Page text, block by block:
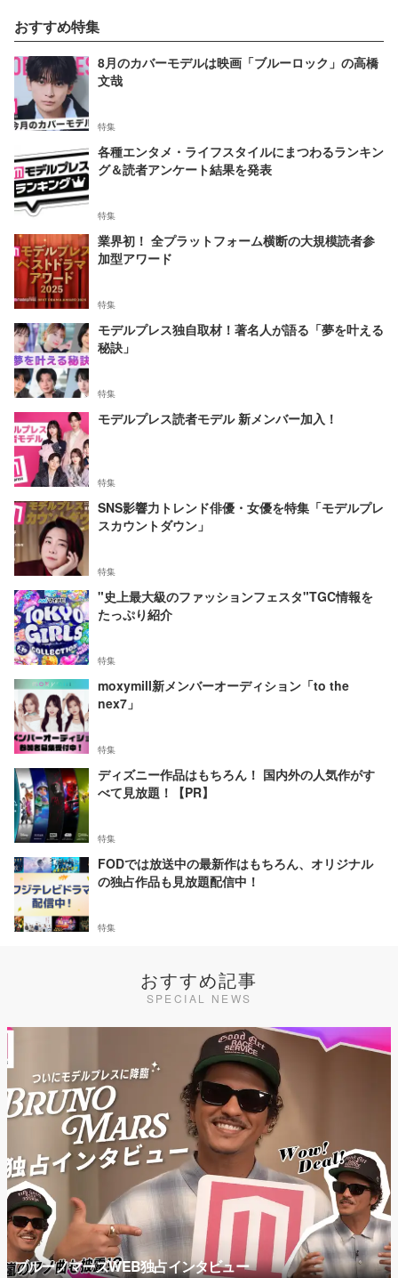
おすすめ特集
8月のカバーモデルは映画「ブルーロック」の高橋
文哉
特集
各種エンタメ・ライフスタイルにまつわるランキン
グ＆読者アンケート結果を発表
特集
業界初！ 全プラットフォーム横断の大規模読者参
加型アワード
特集
モデルプレス独自取材！著名人が語る「夢を叶える
秘訣」
特集
モデルプレス読者モデル 新メンバー加入！
特集
SNS影響力トレンド俳優・女優を特集「モデルプレ
スカウントダウン」
特集
"史上最大級のファッションフェスタ"TGC情報を
たっぷり紹介
特集
moxymill新メンバーオーディション「to the
nex7」
特集
ディズニー作品はもちろん！ 国内外の人気作がす
べて見放題！【PR】
特集
FODでは放送中の最新作はもちろん、オリジナル
の独占作品も見放題配信中！
特集
おすすめ記事
SPECIAL NEWS
ブルーノマーズWEB独占インタビュー